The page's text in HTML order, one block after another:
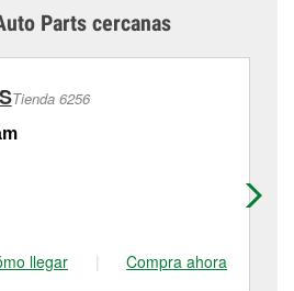
Parts cercanas
Tienda 6256
llegar | Compra ahora